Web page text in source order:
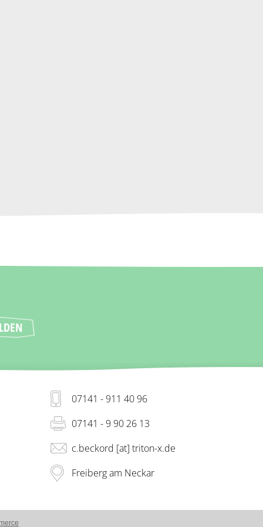
07141 - 911 40 96
07141 - 9 90 26 13
c.beckord [at] triton-x.de
Freiberg am Neckar